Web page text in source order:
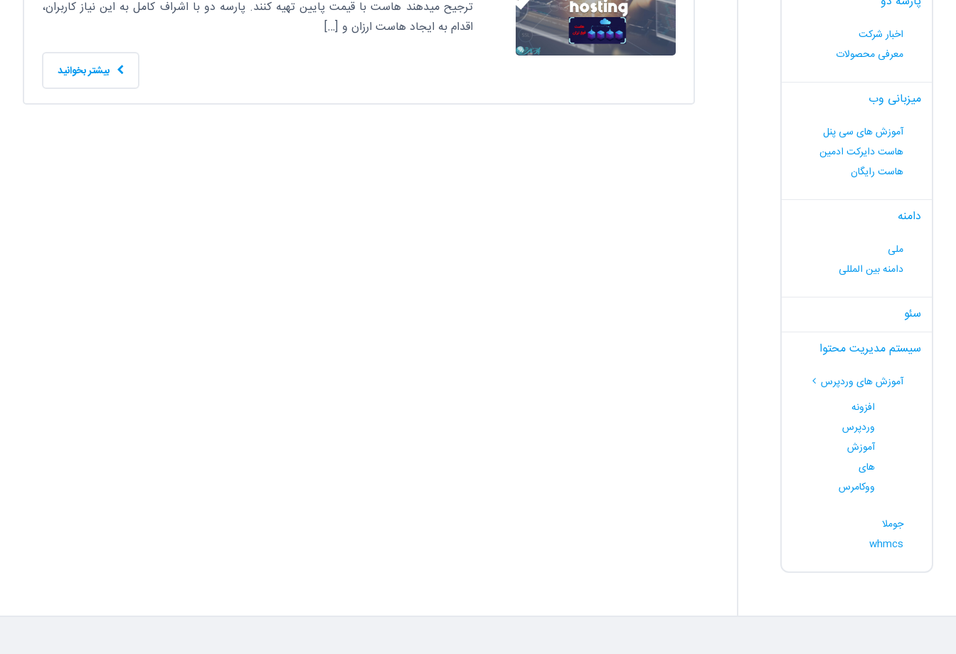
ترجیح میدهند هاست با قیمت پایین تهیه کنند. پارسه دو با اشراف کامل به این نیاز کاربران،
اقدام به ایجاد هاست ارزان و […]
اخبار شرکت
معرفی محصولات
میزبانی وب
آموزش های سی پنل
هاست دایرکت ادمین
هاست رایگان
دامنه
ملی
دامنه بین المللی
سئو
سیستم مدیریت محتوا
آموزش های وردپرس
افزونه
وردپرس
آموزش
های
ووکامرس
جوملا
whmcs